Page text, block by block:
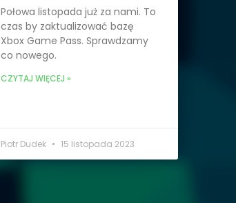
Połowa listopada już za nami. To
czas by zaktualizować bazę
Xbox Game Pass. Sprawdzamy
co nowego.
CZYTAJ WIĘCEJ »
Piotr Dudek 15 listopada 2023